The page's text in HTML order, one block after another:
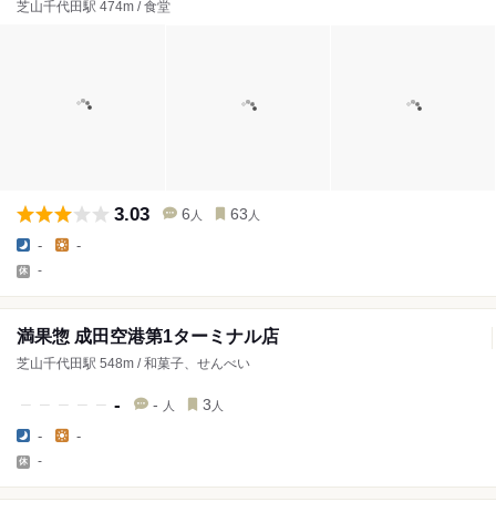
芝山千代田駅 474m / 食堂
3.03 6 人 63 人
- -
-
満果惣 成田空港第1ターミナル店
芝山千代田駅 548m / 和菓子、せんべい
- - 人 3 人
- -
-